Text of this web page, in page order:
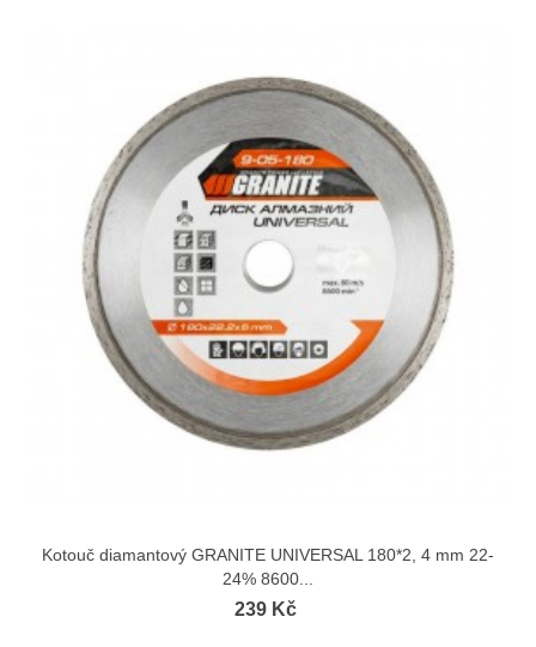
Kotouč diamantový GRANITE UNIVERSAL 180*2, 4 mm 22-
24% 8600...
239 Kč